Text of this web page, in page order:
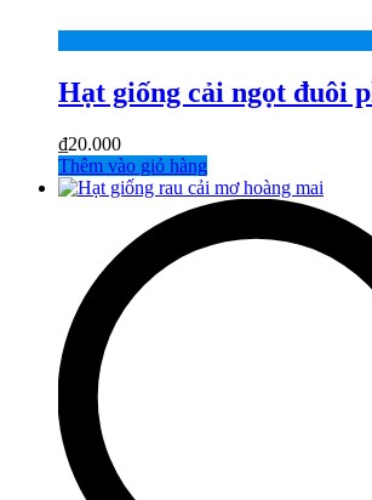
Hạt giống cải ngọt đuôi
₫20.000
Thêm vào giỏ hàng